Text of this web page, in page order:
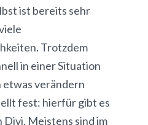
ist bereits sehr
Trotzdem
in einer Situation
etwas verändern
fest: hierfür gibt es
Divi. Meistens sind im